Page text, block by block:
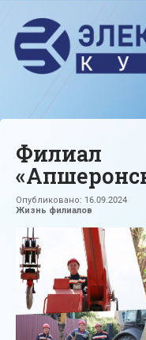
Филиал
Опубликовано: 16.09.2024
Жизнь филиалов